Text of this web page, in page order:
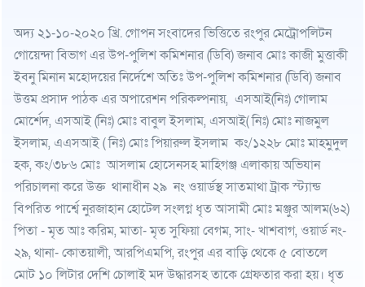
অদ্য ২১-১০-২০২০ খ্রি. গোপন সংবাদের ভিত্তিতে রংপুর মেট্রোপলিটন
গোয়েন্দা বিভাগ এর উপ-পুলিশ কমিশনার (ডিবি) জনাব মোঃ কাজী মুত্তাকী
ইবনু মিনান মহোদয়ের নির্দেশে অতিঃ উপ-পুলিশ কমিশনার (ডিবি) জনাব
উত্তম প্রসাদ পাঠক এর অপারেশন পরিকল্পনায়, এসআই(নিঃ) গোলাম
মোর্শেদ, এসআই (নিঃ) মোঃ বাবুল ইসলাম, এসআই( নিঃ) মোঃ নাজমুল
ইসলাম, এএসআই ( নিঃ) মোঃ পিয়ারুল ইসলাম কং/১২২৮ মোঃ মাহমুদুল
হক, কং/৩৮৬ মোঃ আসলাম হোসেনসহ মাহিগঞ্জ এলাকায় অভিযান
পরিচালনা করে উক্ত থানাধীন ২৯ নং ওয়ার্ডস্থ সাতমাথা ট্রাক স্ট্যান্ড
বিপরিত পার্শ্বে নুরজাহান হোটেল সংলগ্ন ধৃত আসামী মোঃ মঞ্জুর আলম(৬২)
পিতা - মৃত আঃ করিম, মাতা- মৃত সুফিয়া বেগম, সাং- খাশবাগ, ওয়ার্ড নং-
২৯, থানা- কোতয়ালী, আরপিএমপি, রংপুর এর বাড়ি থেকে ৫ বোতলে
মোট ১০ লিটার দেশি চোলাই মদ উদ্ধারসহ তাকে গ্রেফতার করা হয়। ধৃত